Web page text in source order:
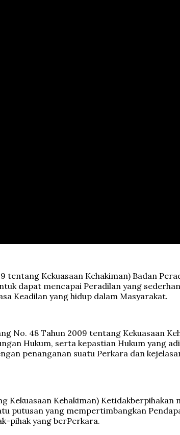
tentang Kekuasaan Kehakiman) Badan
dapat mencapai Peradilan yang
Keadilan yang hidup dalam Masyarakat.
No. 48 Tahun 2009 tentang Kekuasaan
Hukum, serta kepastian Hukum yang
penanganan suatu Perkara dan
Kekuasaan Kehakiman) Ketidakberpihakan
putusan yang mempertimbangkan
pihak yang berPerkara.